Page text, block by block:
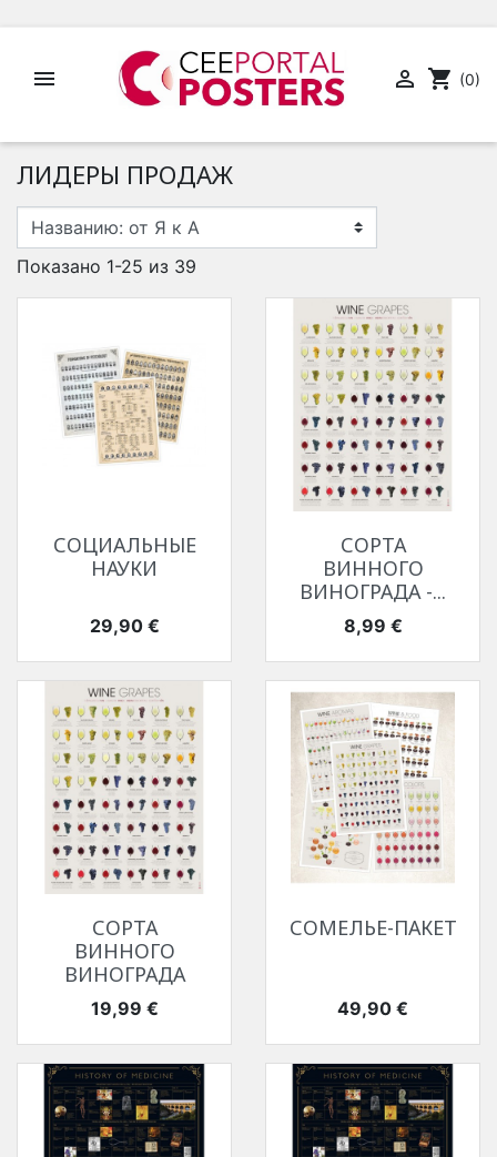
  shopping_cart (0)
ЛИДЕРЫ ПРОДАЖ
Показано 1-25 из 39
СОЦИАЛЬНЫЕ
НАУКИ
Цена
29,90 €
СОРТА
ВИННОГО
ВИНОГРАДА -...
Цена
8,99 €
СОРТА
ВИННОГО
ВИНОГРАДА
Цена
19,99 €
СОМЕЛЬЕ-ПАКЕТ
Цена
49,90 €